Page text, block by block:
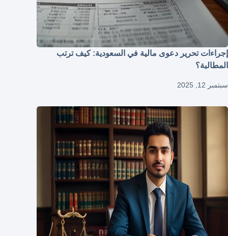
إجراءات تحرير دعوى مالية في السعودية: كيف ترتب
المطالبة؟
سبتمبر 12, 2025